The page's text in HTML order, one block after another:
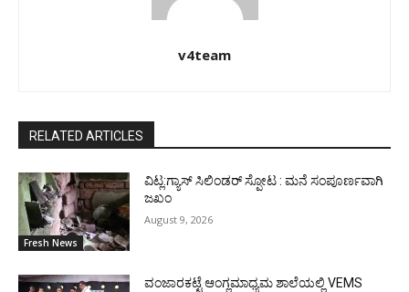
v4team
RELATED ARTICLES
Fresh News
ವಿಟ್ಲ:ಗ್ಯಾಸ್ ಸಿಲಿಂಡರ್ ಸ್ಪೋಟ : ಮನೆ ಸಂಪೂರ್ಣವಾಗಿ
ಜಖಂ
August 9, 2026
ವಂಜಾರಕಟ್ಟೆ ಆಂಗ್ಲಮಾಧ್ಯಮ ಶಾಲೆಯಲ್ಲಿ VEMS